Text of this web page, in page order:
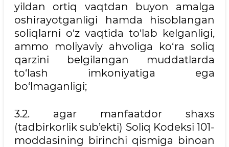
yildan ortiq vaqtdan buyon amalga
oshirayotganligi hamda hisoblangan
soliqlarni o‘z vaqtida to‘lab kelganligi,
ammo moliyaviy ahvoliga ko‘ra soliq
qarzini belgilangan muddatlarda
to‘lash imkoniyatiga ega
bo‘lmaganligi;
3.2. agar manfaatdor shaxs
(tadbirkorlik sub’ekti) Soliq Kodeksi 101-
moddasining birinchi qismiga binoan